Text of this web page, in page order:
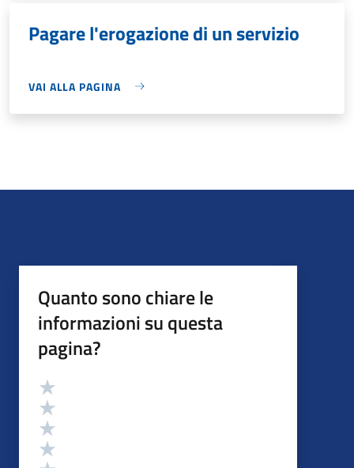
Pagare l'erogazione di un servizio
VAI ALLA PAGINA
Quanto sono chiare le
informazioni su questa
pagina?
Valutazione